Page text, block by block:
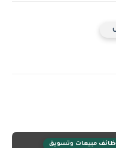
مبيعات وتسويق